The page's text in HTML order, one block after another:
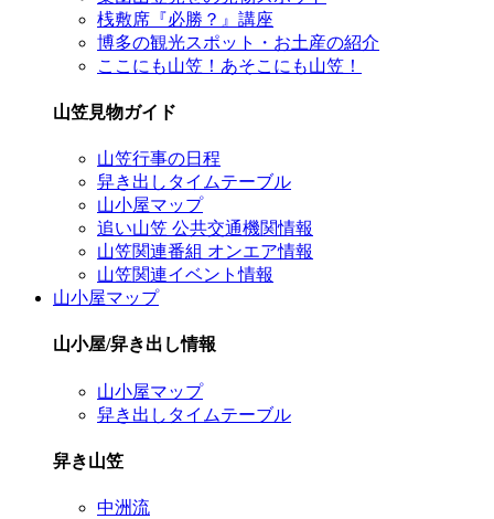
桟敷席『必勝？』講座
博多の観光スポット・お土産の紹介
ここにも山笠！あそこにも山笠！
山笠見物ガイド
山笠行事の日程
舁き出しタイムテーブル
山小屋マップ
追い山笠 公共交通機関情報
山笠関連番組 オンエア情報
山笠関連イベント情報
山小屋マップ
山小屋/舁き出し情報
山小屋マップ
舁き出しタイムテーブル
舁き山笠
中洲流